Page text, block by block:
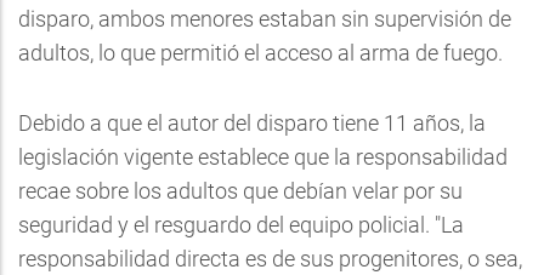
disparo, ambos menores estaban sin supervisión de
adultos, lo que permitió el acceso al arma de fuego.
Debido a que el autor del disparo tiene 11 años, la
legislación vigente establece que la responsabilidad
recae sobre los adultos que debían velar por su
seguridad y el resguardo del equipo policial. "La
responsabilidad directa es de sus progenitores, o sea,